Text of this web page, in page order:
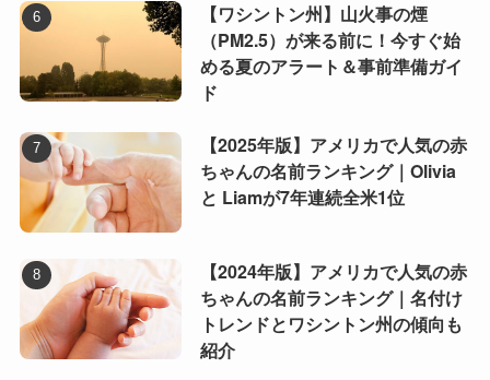
【ワシントン州】山火事の煙
（PM2.5）が来る前に！今すぐ始
める夏のアラート＆事前準備ガイ
ド
【2025年版】アメリカで人気の赤
ちゃんの名前ランキング｜Olivia
と Liamが7年連続全米1位
【2024年版】アメリカで人気の赤
ちゃんの名前ランキング｜名付け
トレンドとワシントン州の傾向も
紹介